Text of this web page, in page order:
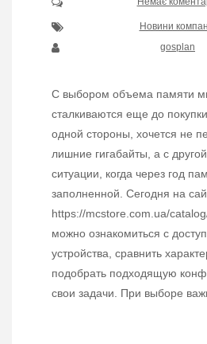
Новини
gosplan
С выбором объема памяти
сталкиваются еще до
одной стороны, хочется не
лишние гигабайты, а с
ситуации, когда через год
заполненной. Сегодня на
https://mcstore.com.ua/
можно ознакомиться с
устройства, сравнить
подобрать подходящую
свои задачи. При выборе